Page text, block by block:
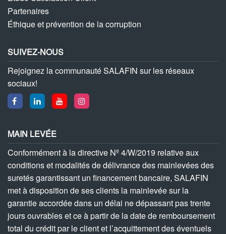
Partenaires
Éthique et prévention de la corruption
SUIVEZ-NOUS
Rejoignez la communauté SALAFIN sur les réseaux
sociaux!
MAIN LEVÉE
Conformément à la directive Nº 4/W/2019 relative aux
conditions et modalités de délivrance des mainlevées des
suretés garantissant un financement bancaire, SALAFIN
met à disposition de ses clients la mainlevée sur la
garantie accordée dans un délai ne dépassant pas trente
jours ouvrables et ce à partir de la date de remboursement
total du crédit par le client et l’acquittement des éventuels